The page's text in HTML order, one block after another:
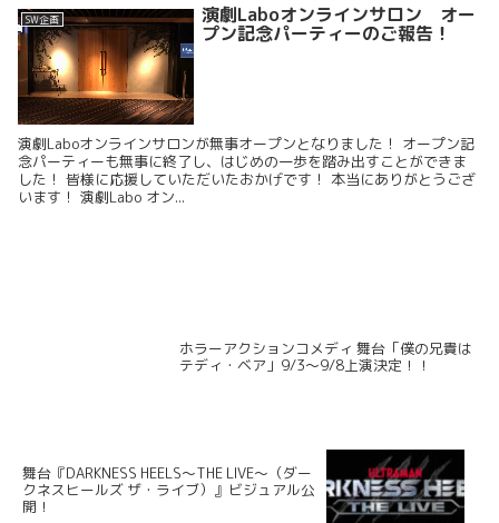
SW企画 演劇Laboオンラインサロン オー
プン記念パーティーのご報告！
演劇Laboオンラインサロンが無事オープンとなりました！ オープン記
念パーティーも無事に終了し、はじめの一歩を踏み出すことができま
した！ 皆様に応援していただいたおかげです！ 本当にありがとうござ
います！ 演劇Labo オン...
ホラーアクションコメディ 舞台「僕の兄貴は
テディ・ベア」9/3～9/8上演決定！！
舞台『DARKNESS HEELS～THE LIVE～（ダー
クネスヒールズ ザ・ライブ）』ビジュアル公
開！